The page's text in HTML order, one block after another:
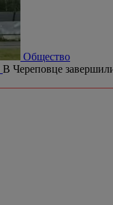
Общество
В Череповце